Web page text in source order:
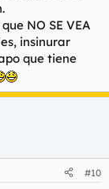
NO SE VEA
insinurar
que tiene
#10